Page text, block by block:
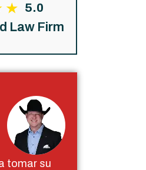
5.0
Law Firm
tomar su